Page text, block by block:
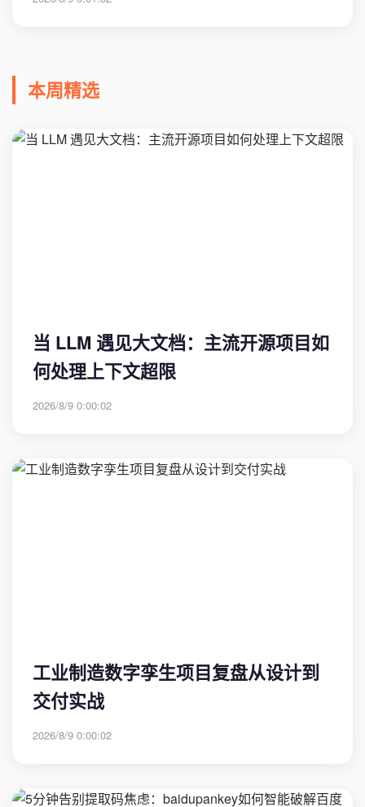
本周精选
当 LLM 遇见大文档：主流开源项目如
何处理上下文超限
2026/8/9 0:00:02
工业制造数字孪生项目复盘从设计到
交付实战
2026/8/9 0:00:02